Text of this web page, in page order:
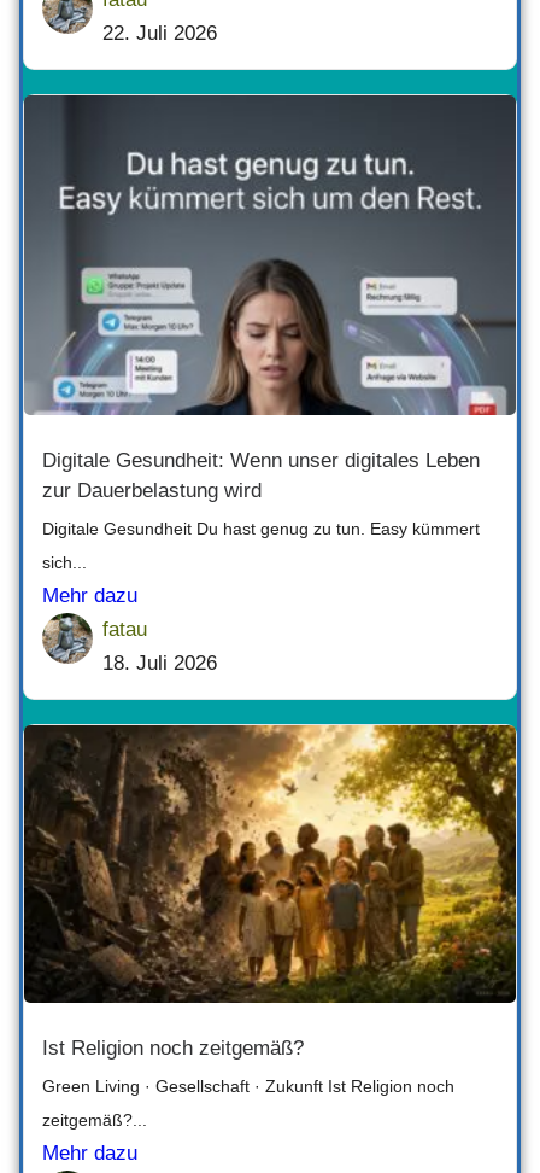
22. Juli 2026
Digitale Gesundheit: Wenn unser digitales Leben
zur Dauerbelastung wird
Digitale Gesundheit Du hast genug zu tun. Easy kümmert
sich...
Mehr dazu
fatau
18. Juli 2026
Ist Religion noch zeitgemäß?
Green Living · Gesellschaft · Zukunft Ist Religion noch
zeitgemäß?...
Mehr dazu